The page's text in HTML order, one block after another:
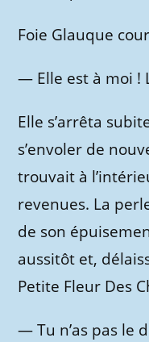
Foie Glauque
— Elle est à moi !
Elle s’arrêta
s’envoler de
trouvait à
revenues. La
de son
aussitôt et,
Petite Fleur Des
—Tu n’as pas le